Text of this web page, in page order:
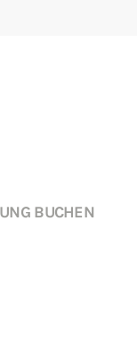
BUCHEN